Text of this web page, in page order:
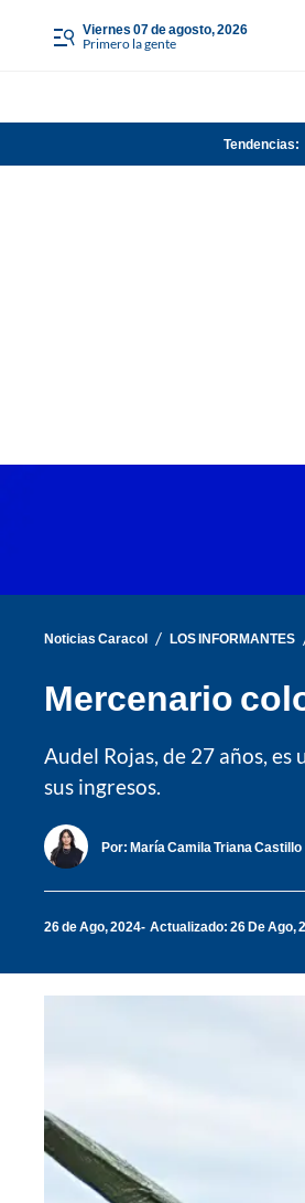
viernes 07 de agosto, 2026
Primero la gente
Tendencias:
Noticias Caracol / LOS INFORMANTES
Mercenario
Audel Rojas, de 27 años,
sus ingresos.
Por: María Camila Triana Castillo
26 de Ago, 2024 Actualizado: 26 De Ago,